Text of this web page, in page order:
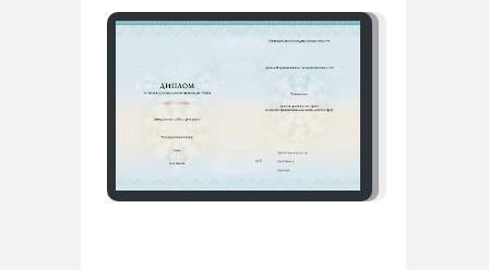
Программы и курсы
Специалистам с медицинским образованием